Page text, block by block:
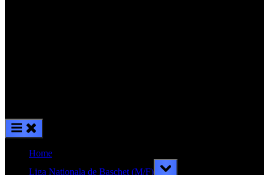
Home
Liga Nationala de Baschet (M/F)
Toggle